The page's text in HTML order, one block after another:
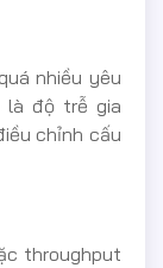
nhiều yêu
là độ trễ gia
chỉnh cấu
throughput